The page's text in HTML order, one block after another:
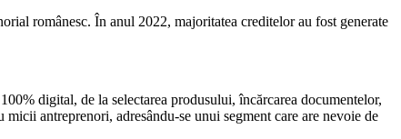
românesc. În anul 2022, majoritatea creditelor au fost generate
digital, de la selectarea produsului, încărcarea documentelor,
antreprenori, adresându-se unui segment care are nevoie de